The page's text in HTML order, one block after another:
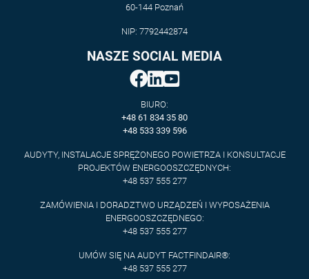
60-144 Poznań
NIP: 7792442874
NASZE SOCIAL MEDIA
BIURO:
+48 61 834 35 80
+48 533 339 596
AUDYTY, INSTALACJE SPRĘŻONEGO POWIETRZA I KONSULTACJE
PROJEKTÓW ENERGOOSZCZĘDNYCH:
+48 537 555 277
ZAMÓWIENIA I DORADZTWO URZĄDZEŃ I WYPOSAŻENIA
ENERGOOSZCZĘDNEGO:
+48 537 555 277
UMÓW SIĘ NA AUDYT FACTFINDAIR®:
+48 537 555 277